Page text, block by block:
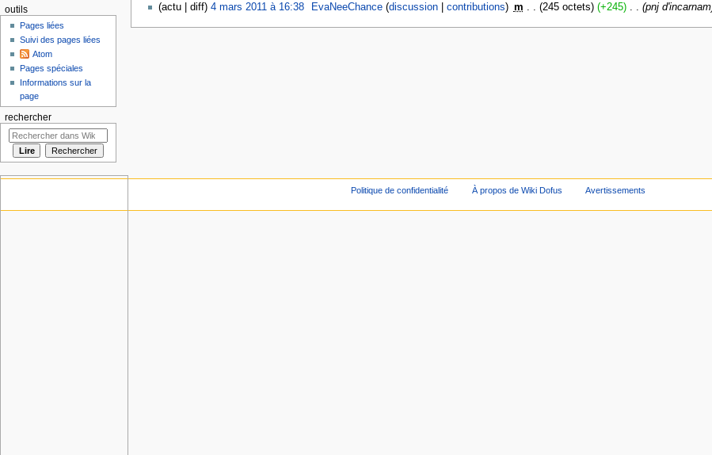
actu
diff 4 mars 2011 à 16:38 EvaNeeChance discussion contributions m 245 octets +245 ‎ pnj d'incarnam
outils
Pages liées
Suivi des pages liées
Atom
Pages spéciales
Informations sur la
page
rechercher
Politique de confidentialité À propos de Wiki Dofus Avertissements